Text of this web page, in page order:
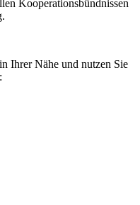
Kooperationsbündnissen
Ihrer Nähe und nutzen Sie